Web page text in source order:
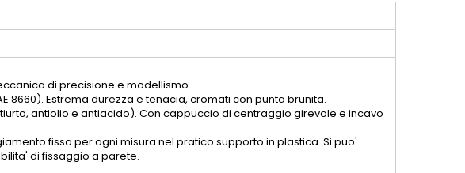
di precisione e modellismo.
8660). Estrema durezza e tenacia, cromati con punta brunita.
antiolio e antiacido). Con cappuccio di centraggio girevole e incavo
fisso per ogni misura nel pratico supporto in plastica. Si puo'
di fissaggio a parete.